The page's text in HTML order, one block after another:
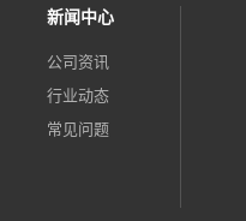
新闻中心
公司资讯
行业动态
常见问题